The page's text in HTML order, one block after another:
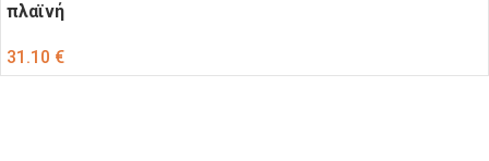
πλαϊνή
31.10 €